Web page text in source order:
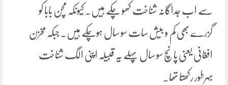
سے اب جداگانہ شناخت کھو چکے ہیں. کیونکہ مچن بابا کو
گزرے بھی کم و بیش سات سو سال ہوچکے ہیں. جبکہ مخزن
افغانی یعنی پانچ سو سال پہلے یہ قبیلہ اپنی الگ شناخت
بہرطور رکھتا تھا.